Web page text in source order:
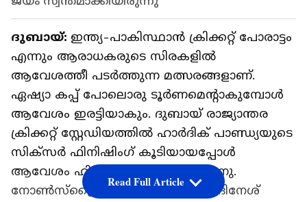
ദുബായ്: ഇന്ത്യ-പാകിസ്ഥാന്‍ ക്രിക്കറ്റ് പോരാട്ടം
എന്നും ആരാധകരുടെ സിരകളില്‍
ആവേശത്തീ പടര്‍ത്തുന്ന മത്സരങ്ങളാണ്.
ഏഷ്യാ കപ്പ് പോലൊരു ടൂര്‍ണമെന്‍റാകുമ്പോള്‍
ആവേശം ഇരട്ടിയാകും. ദുബായ് രാജ്യാന്തര
ക്രിക്കറ്റ് സ്റ്റേഡിയത്തില്‍ ഹാര്‍ദിക് പാണ്ഡ്യയുടെ
സിക്‌സര്‍ ഫിനിഷിംഗ് കൂടിയായപ്പോള്‍
ആവേശം ഹിമാലയത്തോളം ഉയര്‍ന്നു.
നോണ്‍സ്‌ട്രൈക്ക് എന്‍ഡില്‍ നിന്ന ദിനേശ്
Read Full Article